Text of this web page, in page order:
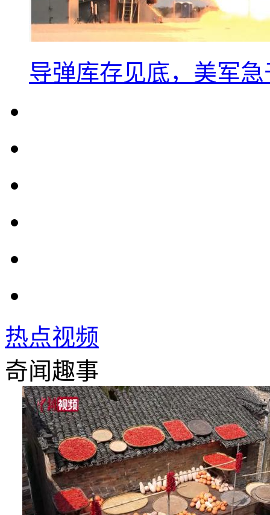
导弹库存见底，美军
热点视频
奇闻趣事